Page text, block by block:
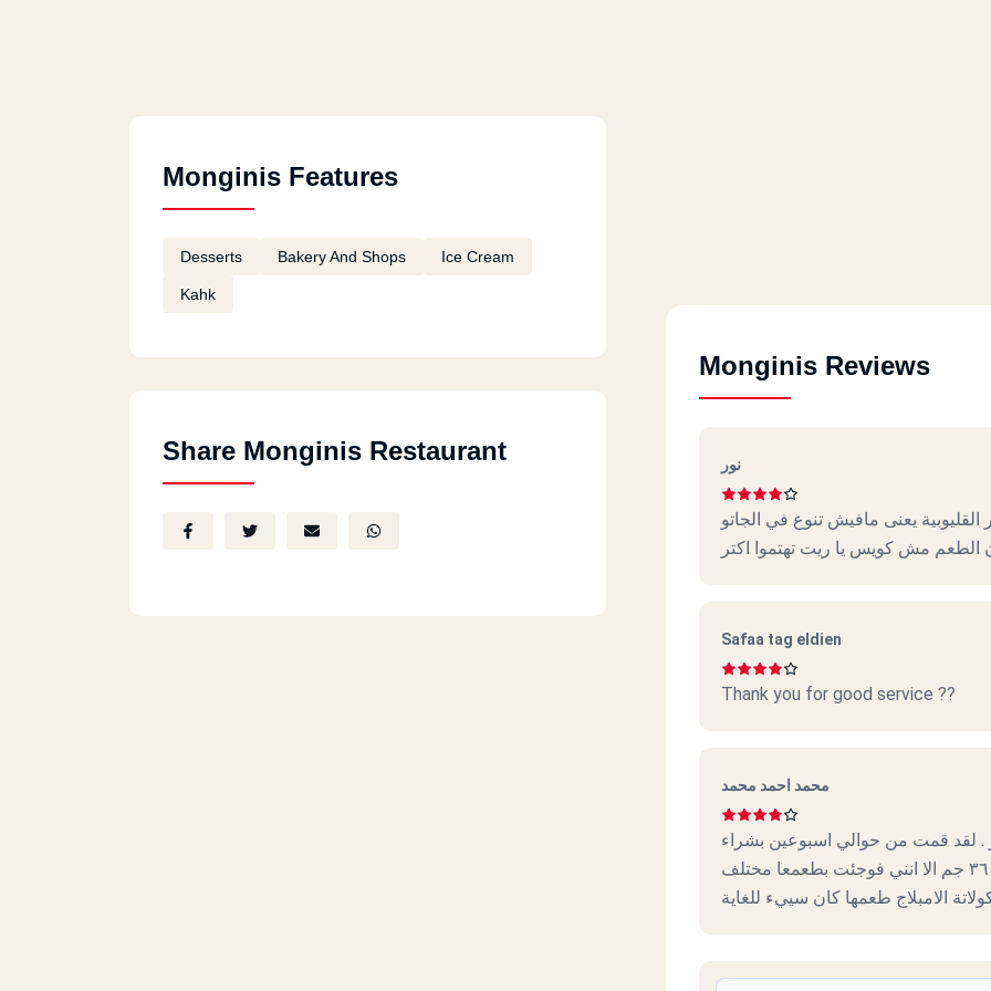
Monginis Features
Desserts Bakery And Shops Ice Cream
Kahk
Share Monginis Restaurant
Monginis Reviews
نور
يعنى مافيش تنوع في الجاتو
مش كويس يا ريت تهتموا اكتر
Safaa tag eldien
Thank you for good service ??
محمد احمد محمد
. لقد قمت من حوالي اسبوعين بشراء
أكبر تورتة كانت بفرع سانت تريزا كانت ب ٣٦٠ جم الا انني فوجئت بطعمعا مختلف